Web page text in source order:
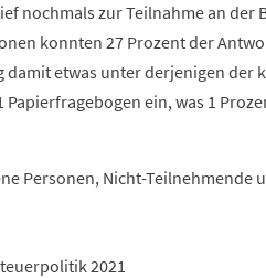
nochmals zur Teilnahme an der
konnten 27 Prozent der
etwas unter derjenigen der
ein, was 1
Personen, Nicht-Teilnehmende
2021